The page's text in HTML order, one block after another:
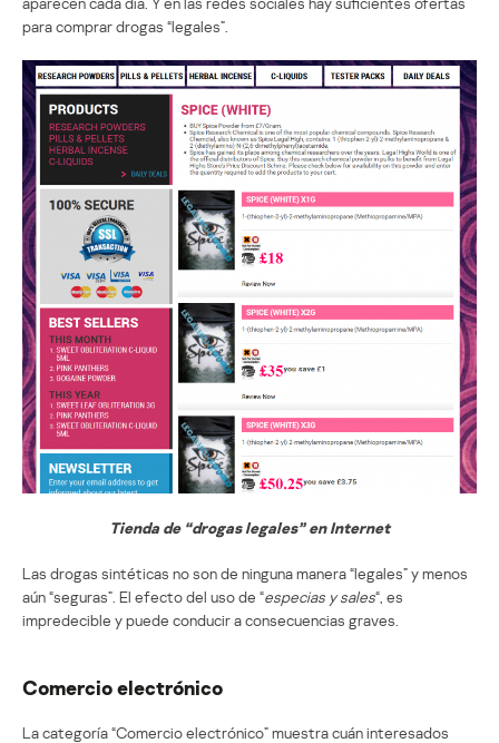
para comprar drogas “legales”.
Tienda de “drogas legales” en Internet
Las drogas sintéticas no son de ninguna manera “legales” y menos
aún “seguras”. El efecto del uso de “especias y sales“, es
impredecible y puede conducir a consecuencias graves.
Comercio electrónico
La categoría “Comercio electrónico” muestra cuán interesados ​​